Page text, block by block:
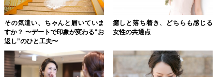
その気遣い、ちゃんと届いていま
すか？ 〜デートで印象が変わる“お
返し”のひと工夫〜
癒しと落ち着き、どちらも感じる
女性の共通点